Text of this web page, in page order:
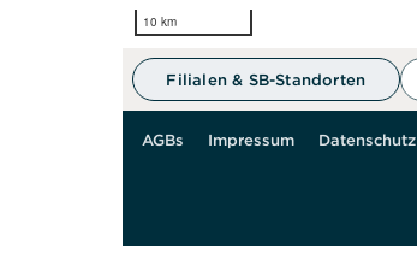
10 km
Filialen & SB-Standorten
AGBs Impressum Datenschutz